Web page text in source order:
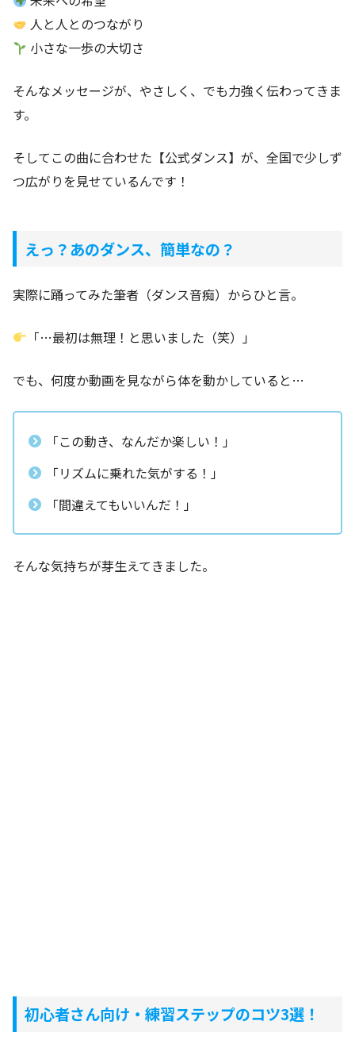
人と人とのつながり
小さな一歩の大切さ
そんなメッセージが、やさしく、でも力強く伝わってきま
す。
そしてこの曲に合わせた【公式ダンス】が、全国で少しず
つ広がりを見せているんです！
えっ？あのダンス、簡単なの？
実際に踊ってみた筆者（ダンス音痴）からひと言。
「…最初は無理！と思いました（笑）」
でも、何度か動画を見ながら体を動かしていると…
「この動き、なんだか楽しい！」
「リズムに乗れた気がする！」
「間違えてもいいんだ！」
そんな気持ちが芽生えてきました。
初心者さん向け・練習ステップのコツ3選！